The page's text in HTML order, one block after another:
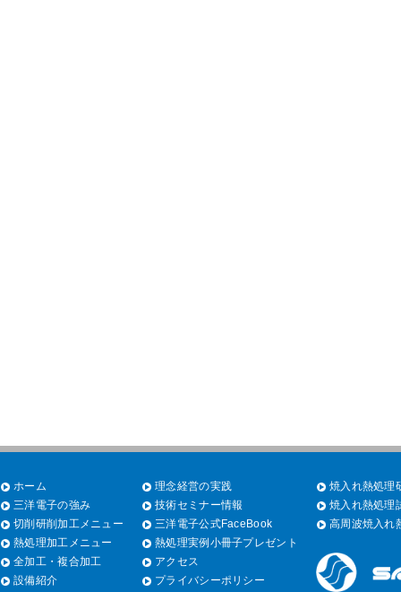
ホーム
三洋電子の強み
切削研削加工メニュー
熱処理加工メニュー
全加工・複合加工
設備紹介
理念経営の実践
技術セミナー情報
三洋電子公式FaceBook
熱処理実例小冊子プレゼント
アクセス
プライバシーポリシー
焼入れ熱処理
焼入れ熱処理
高周波焼入れ